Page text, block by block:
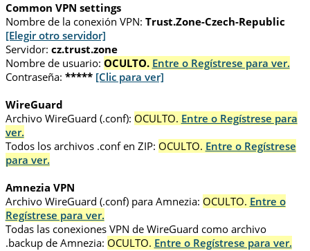
Common VPN settings
Nombre de la conexión VPN: Trust.Zone-Czech-Republic
[Elegir otro servidor]
Servidor: cz.trust.zone
Nombre de usuario: OCULTO. Entre o Regístrese para ver.
Contraseña: ***** [Clic para ver]
WireGuard
Archivo WireGuard (.conf): OCULTO. Entre o Regístrese para
ver.
Todos los archivos .conf en ZIP: OCULTO. Entre o Regístrese
para ver.
Amnezia VPN
Archivo WireGuard (.conf) para Amnezia: OCULTO. Entre o
Regístrese para ver.
Todas las conexiones VPN de WireGuard como archivo
.backup de Amnezia: OCULTO. Entre o Regístrese para ver.